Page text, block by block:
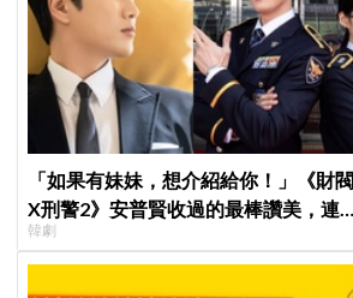
「如果有妹妹，想介紹給你！」《財閥
X刑警2》安普賢收過的最棒讚美，連
哥哥們都認證的好品格～
韓劇